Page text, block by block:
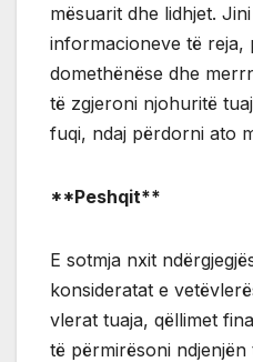
mësuarit dhe lidhjet.
informacioneve të reja,
domethënëse dhe
të zgjeroni njohuritë
fuqi, ndaj përdorni ato
**Peshqit**
E sotmja nxit
konsideratat e
vlerat tuaja, qëllimet
të përmirësoni ndjenjën